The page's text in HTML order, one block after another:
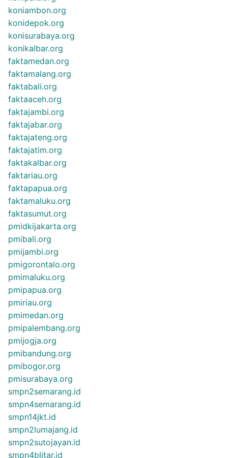
koniambon.org
konidepok.org
konisurabaya.org
konikalbar.org
faktamedan.org
faktamalang.org
faktabali.org
faktaaceh.org
faktajambi.org
faktajabar.org
faktajateng.org
faktajatim.org
faktakalbar.org
faktariau.org
faktapapua.org
faktamaluku.org
faktasumut.org
pmidkijakarta.org
pmibali.org
pmijambi.org
pmigorontalo.org
pmimaluku.org
pmipapua.org
pmiriau.org
pmimedan.org
pmipalembang.org
pmijogja.org
pmibandung.org
pmibogor.org
pmisurabaya.org
smpn2semarang.id
smpn4semarang.id
smpn14jkt.id
smpn2lumajang.id
smpn2sutojayan.id
smpn4blitar.id